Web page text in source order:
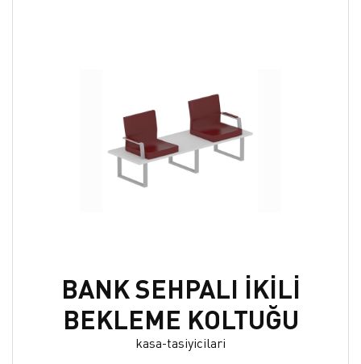
BANK SEHPALI İKİLİ
BEKLEME KOLTUĞU
kasa-tasiyicilari